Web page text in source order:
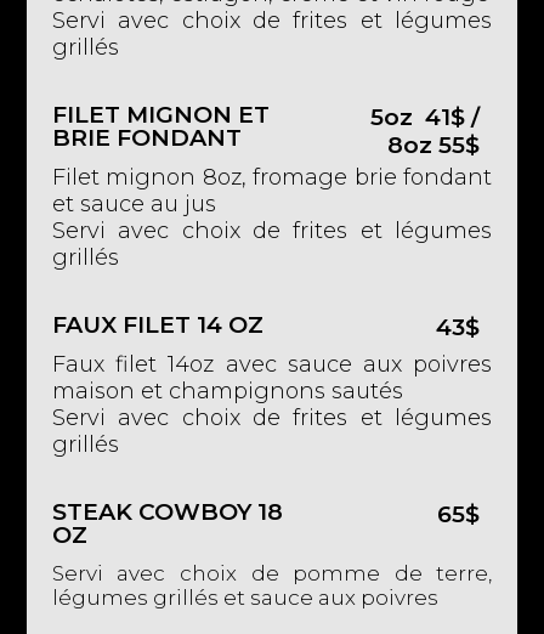
Servi avec choix de frites et légumes
grillés
FILET MIGNON ET
BRIE FONDANT
Filet mignon 8oz, fromage brie fondant
et sauce au jus
Servi avec choix de frites et légumes
grillés
5oz 41$ /
8oz 55$
FAUX FILET 14 OZ
Faux filet 14oz avec sauce aux poivres
maison et champignons sautés
Servi avec choix de frites et légumes
grillés
43$
STEAK COWBOY 18
OZ
Servi avec choix de pomme de terre,
légumes grillés et sauce aux poivres
65$